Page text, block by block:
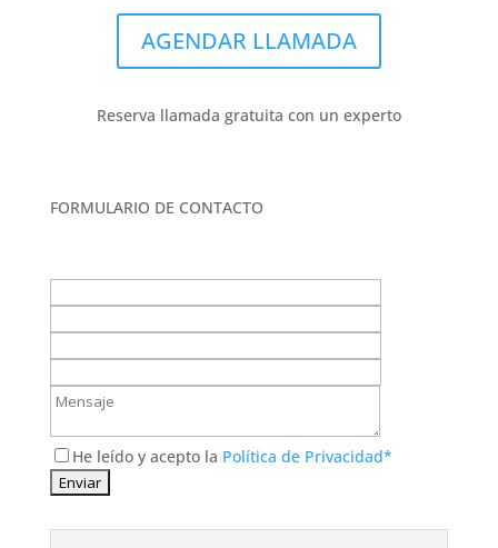
AGENDAR LLAMADA
Reserva llamada gratuita con un experto
FORMULARIO DE CONTACTO
He leído y acepto la Política de Privacidad*